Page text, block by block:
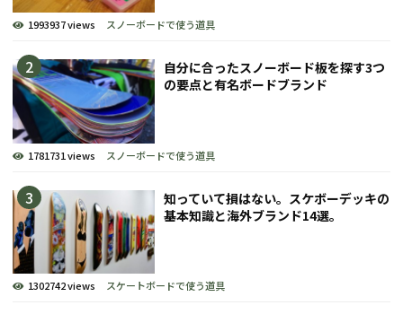
1993937 views スノーボードで使う道具
自分に合ったスノーボード板を探す3つ
の要点と有名ボードブランド
1781731 views スノーボードで使う道具
知っていて損はない。スケボーデッキの
基本知識と海外ブランド14選。
1302742 views スケートボードで使う道具